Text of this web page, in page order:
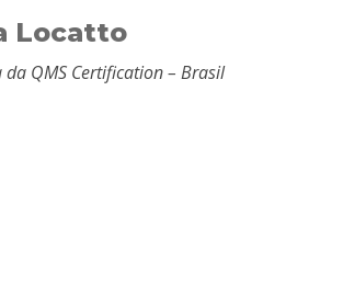
Locatto
QMS Certification – Brasil